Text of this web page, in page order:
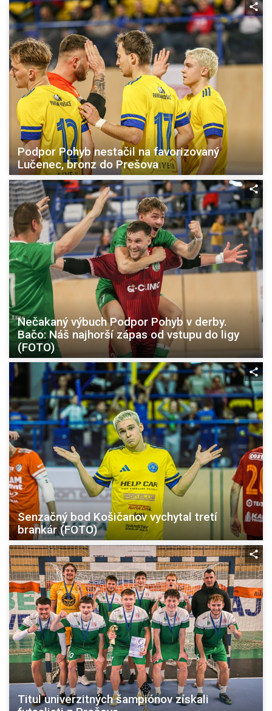
Podpor Pohyb nestačil na favorizovaný
Lučenec, bronz do Prešova
Nečakaný výbuch Podpor Pohyb v derby.
Bačo: Náš najhorší zápas od vstupu do ligy
(FOTO)
Senzačný bod Košičanov vychytal tretí
brankár (FOTO)
Titul univerzitných šampiónov získali